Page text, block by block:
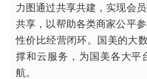
力图通过共享共建，实现会
共享，以帮助各类商家公平
性价比经营闭环。国美的大
撑和云服务，为国美各大平
航。